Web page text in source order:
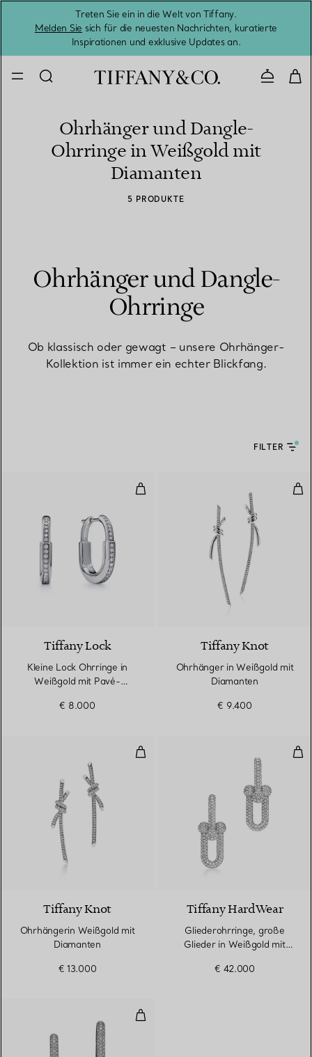
Treten Sie ein in die Welt von Tiffany.
Melden Sie sich für die neuesten Nachrichten, kuratierte
Inspirationen und exklusive Updates an.
Ohrhänger und Dangle-
Ohrringe in Weißgold mit
Diamanten
5 PRODUKTE
Ohrhänger und Dangle-
Ohrringe
Ob klassisch oder gewagt – unsere Ohrhänger-
Kollektion ist immer ein echter Blickfang.
FILTER
Kleine Lock Ohrringe in
3 Materialien
Tiffany Lock
Kleine Lock Ohrringe in
Weißgold mit Pavé-
€ 8.000
Tiffany Knot
Ohrhänger in Weißgold mit
Diamanten
€ 9.400
Ohrhängerin Weißgold mit
2 Materialien
Tiffany Knot
Ohrhängerin Weißgold mit
Diamanten
€ 13.000
Tiffany HardWear
Gliederohrringe, große
Glieder in Weißgold mit
€ 42.000
Gliederohrringe, große Glieder